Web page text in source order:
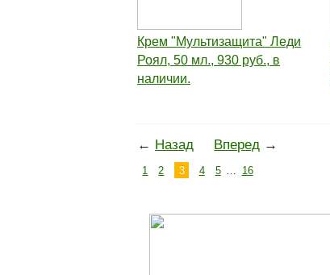
Крем "Мультизащита" Леди
Роял, 50 мл., 930 руб., в
наличии.
← Назад Вперед →
1 2 3 4 5 16